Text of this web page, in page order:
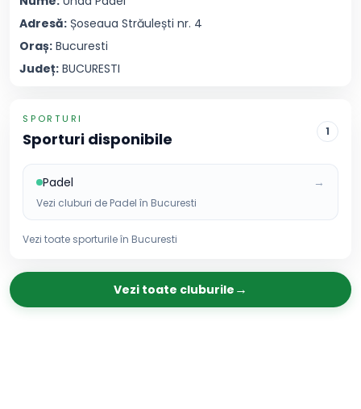
Adresă: Șoseaua Străulești nr. 4
Oraș: Bucuresti
Județ: BUCURESTI
SPORTURI
Sporturi disponibile 1
Padel →
Vezi cluburi de Padel în Bucuresti
Vezi toate sporturile în Bucuresti
Vezi toate cluburile →